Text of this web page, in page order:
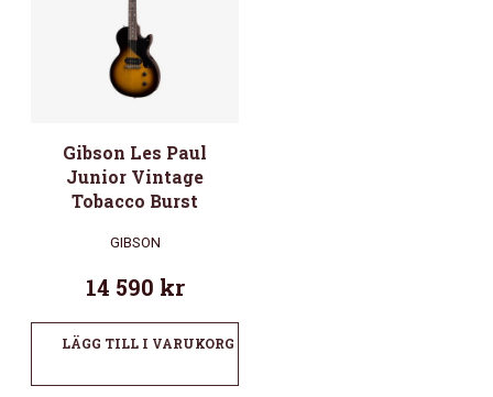
Gibson Les Paul
Junior Vintage
Tobacco Burst
GIBSON
14 590 kr
LÄGG TILL I VARUKORG